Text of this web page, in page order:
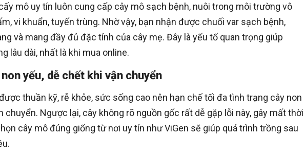
mô uy tín luôn cung cấp cây mô sạch bệnh, nuôi trong môi trường vô
vi khuẩn, tuyến trùng. Nhờ vậy, bạn nhận được chuối var sạch bệnh,
và mang đầy đủ đặc tính của cây mẹ. Đây là yếu tố quan trọng giúp
lâu dài, nhất là khi mua online.
yếu, dễ chết khi vận chuyển
thuần kỹ, rễ khỏe, sức sống cao nên hạn chế tối đa tình trạng cây non
chuyển. Ngược lại, cây không rõ nguồn gốc rất dễ gặp lỗi này, gây mất thời
cây mô đúng giống từ nơi uy tín như ViGen sẽ giúp quá trình trồng sau